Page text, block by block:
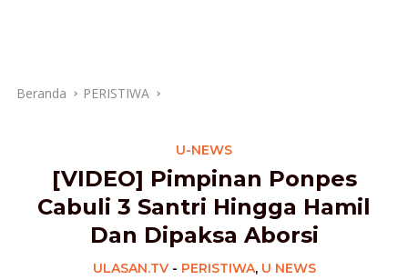
Beranda PERISTIWA
U-NEWS
[VIDEO] Pimpinan Ponpes
Cabuli 3 Santri Hingga Hamil
Dan Dipaksa Aborsi
ULASAN.TV- PERISTIWA, U NEWS